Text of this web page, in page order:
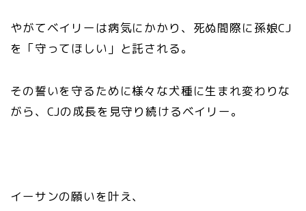
やがてベイリーは病気にかかり、死ぬ間際に孫娘CJ
を「守ってほしい」と託される。
その誓いを守るために様々な犬種に生まれ変わりな
がら、CJの成長を見守り続けるベイリー。
イーサンの願いを叶え、